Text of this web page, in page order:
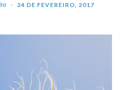
24 DE FEVEREIRO, 2017